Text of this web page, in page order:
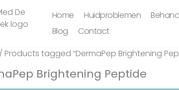
Home Huidproblemen
Blog
Contact
/ Products tagged “DermaPep Brightening
Brightening Peptide